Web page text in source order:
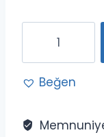
Sensitive
halı
şampuanı
Kg
Beğen